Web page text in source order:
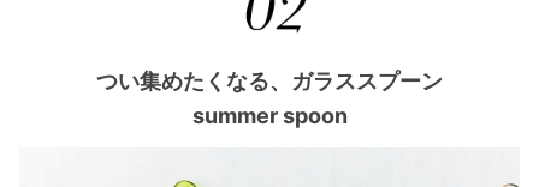
つい集めたくなる、ガラススプーン
summer spoon